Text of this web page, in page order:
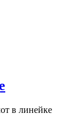
в линейке